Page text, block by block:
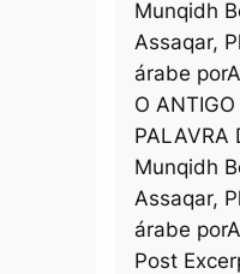
Munqidh
Assaqar,
árabe
O
PALAVRA
Munqidh
Assaqar,
árabe
Post